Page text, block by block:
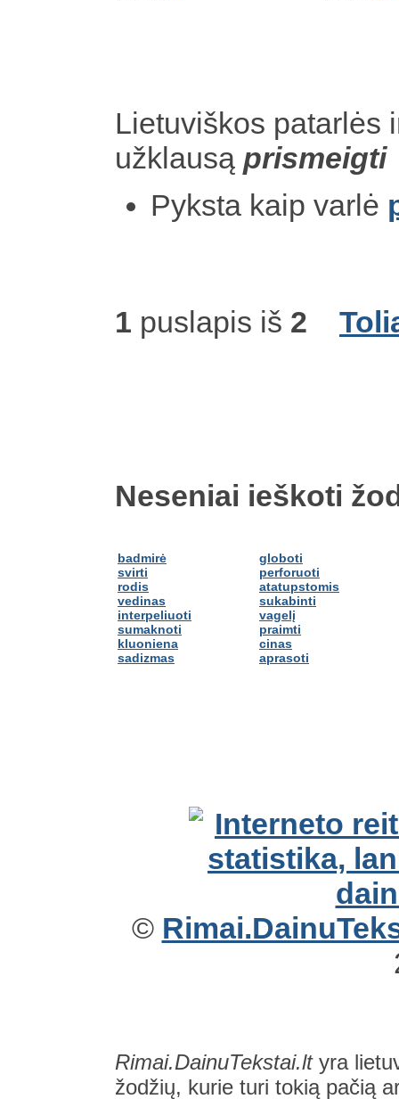
Lietuviškos patarlės
užklausą prismeigti
Pyksta kaip varlė
1 puslapis iš 2
Neseniai ieškoti
badmirė
svirti
rodis
vedinas
interpeliuoti
sumaknoti
kluoniena
sadizmas
globoti
perforuoti
atatupstomis
sukabinti
vagelį
praimti
cinas
aprasoti
©
Rimai.DainuTekstai.ltyra
žodžių, kurie turi tokią pačią